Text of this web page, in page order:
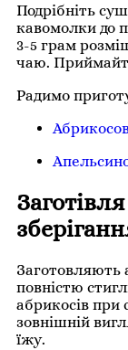
Подрібніть
кавомолки до
3-5 грам
чаю.
Радимо
Заготовляють
повністю
абрикосів при
зовнішній
їжу.